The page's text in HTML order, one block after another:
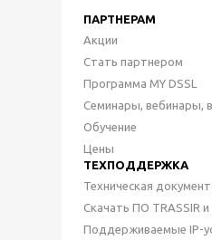
ПАРТНЕРАМ
Акции
Стать партнером
Программа MY DSSL
Семинары, вебинары,
Обучение
Цены
ТЕХПОДДЕРЖКА
Техническая
Скачать ПО TRASSIR
Поддерживаемые IP-